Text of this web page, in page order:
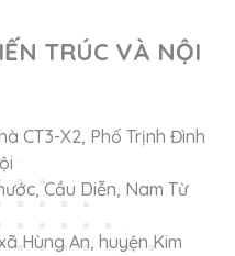
TRÚC VÀ NỘI
CT3-X2, Phố Trịnh Đình
Cầu Diễn, Nam Từ
Hùng An, huyện Kim